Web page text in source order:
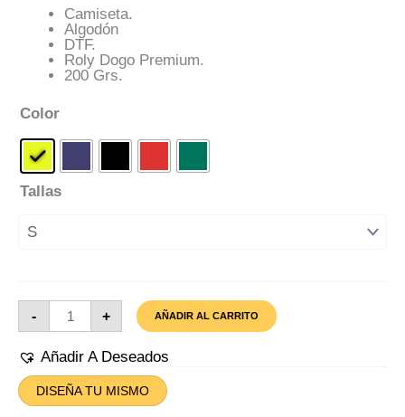
Camiseta.
Algodón
DTF.
Roly Dogo Premium.
200 Grs.
Color
Tallas
-
Camiseta
Deutscher
Cantidad
+ AÑADIR AL CARRITO
Añadir A Deseados
DISEÑA TU MISMO